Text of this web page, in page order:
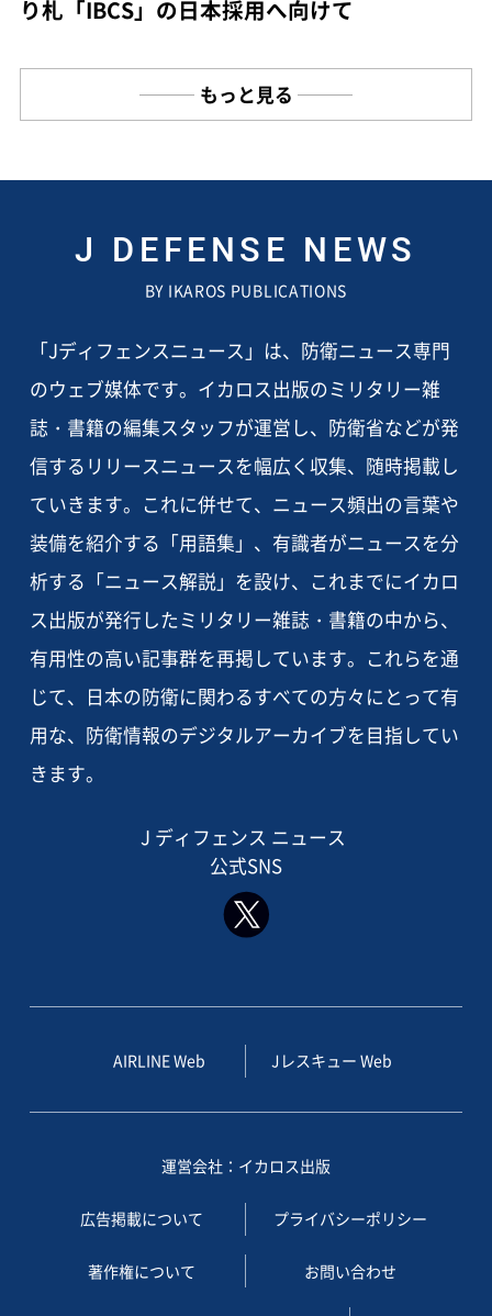
り札「IBCS」の日本採用へ向けて
もっと見る
J DEFENSE NEWS
BY IKAROS PUBLICATIONS
「Jディフェンスニュース」は、防衛ニュース専門
のウェブ媒体です。イカロス出版のミリタリー雑
誌・書籍の編集スタッフが運営し、防衛省などが発
信するリリースニュースを幅広く収集、随時掲載し
ていきます。これに併せて、ニュース頻出の言葉や
装備を紹介する「用語集」、有識者がニュースを分
析する「ニュース解説」を設け、これまでにイカロ
ス出版が発行したミリタリー雑誌・書籍の中から、
有用性の高い記事群を再掲しています。これらを通
じて、日本の防衛に関わるすべての方々にとって有
用な、防衛情報のデジタルアーカイブを目指してい
きます。
J ディフェンス ニュース
公式SNS
AIRLINE Web Jレスキュー Web
運営会社：イカロス出版
広告掲載について プライバシーポリシー
著作権について お問い合わせ